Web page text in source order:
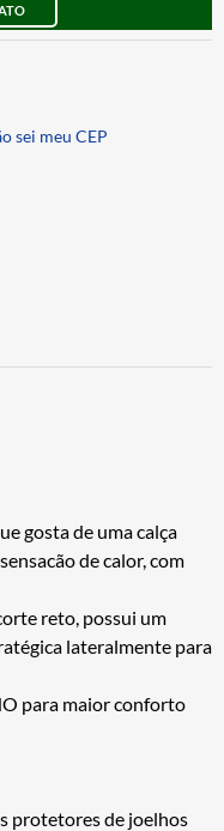
sei meu CEP
gosta de uma calça
de calor, com
reto, possui um
lateralmente para
para maior conforto
protetores de joelhos